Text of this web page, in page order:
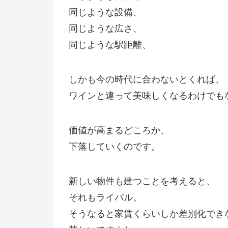
同じような設備、
同じような広さ、
同じような駅距離、
しかも今の時代に合わないとくれば、
ワインと違って美味しくなるわけでも
価値が高まるどころか、
下落していくのです。
新しい物件も建つことを考えると、
それもライバル。
そうなると家賃くらいしか差別化でき